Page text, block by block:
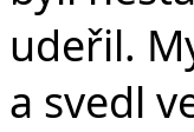
udeřil.
a svedl